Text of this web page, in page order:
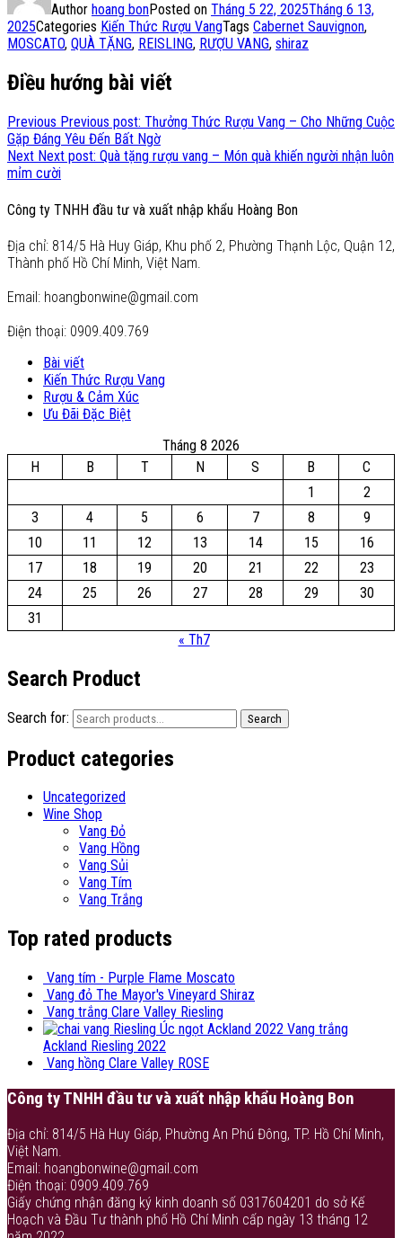
Author hoang bonPosted on Tháng 5 22, 2025Tháng 6 13,
2025Categories Kiến Thức Rượu VangTags Cabernet Sauvignon,
MOSCATO, QUÀ TẶNG, REISLING, RƯỢU VANG, shiraz
Điều hướng bài viết
Previous Previous post: Thưởng Thức Rượu Vang – Cho Những Cuộc
Gặp Đáng Yêu Đến Bất Ngờ
Next Next post: Quà tặng rượu vang – Món quà khiến người nhận luôn
mỉm cười
Công ty TNHH đầu tư và xuất nhập khẩu Hoàng Bon
Địa chỉ: 814/5 Hà Huy Giáp, Khu phố 2, Phường Thạnh Lộc, Quận 12,
Thành phố Hồ Chí Minh, Việt Nam.
Email: hoangbonwine@gmail.com
Điện thoại: 0909.409.769
Bài viết
Kiến Thức Rượu Vang
Rượu & Cảm Xúc
Ưu Đãi Đặc Biệt
Tháng 8 2026
H
B T N S B
C
1
2
3
4 5 6 7 8
9
10
11 12 13 14 15
16
17
18 19 20 21 22
23
24
25 26 27 28 29
30
31
« Th7
Search Product
Search for: Search
Product categories
Uncategorized
Wine Shop
Vang Đỏ
Vang Hồng
Vang Sủi
Vang Tím
Vang Trắng
Top rated products
Vang tím - Purple Flame Moscato
Vang đỏ The Mayor's Vineyard Shiraz
Vang trắng Clare Valley Riesling
Vang trắng
Ackland Riesling 2022
Vang hồng Clare Valley ROSE
Công ty TNHH đầu tư và xuất nhập khẩu Hoàng Bon
Địa chỉ: 814/5 Hà Huy Giáp, Phường An Phú Đông, TP. Hồ Chí Minh,
Việt Nam.
Email: hoangbonwine@gmail.com
Điện thoại: 0909.409.769
Giấy chứng nhận đăng ký kinh doanh số 0317604201 do sở Kế
Hoạch và Đầu Tư thành phố Hồ Chí Minh cấp ngày 13 tháng 12